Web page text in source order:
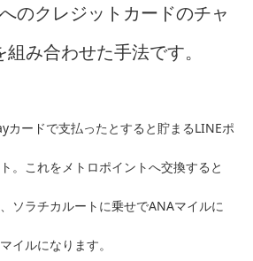
のクレジットカードのチャ
み合わせた手法です。
カードで支払ったとすると貯まるLINEポ
。これをメトロポイントへ交換すると
ソラチカルートに乗せでANAマイルに
イルになります。